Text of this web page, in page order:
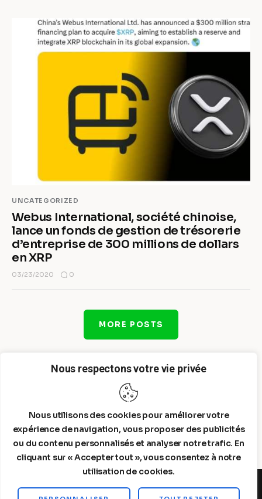
Nous respectons votre vie privée
Nous utilisons des cookies pour améliorer votre
expérience de navigation, vous proposer des publicités
ou du contenu personnalisés et analyser notre trafic. En
cliquant sur « Accepter tout », vous consentez à notre
utilisation de cookies.
UNCATEGORIZED
Webus International, société chinoise,
lance un fonds de gestion de trésorerie
d’entreprise de 300 millions de dollars
en XRP
03/23/2020 0
MORE POSTS